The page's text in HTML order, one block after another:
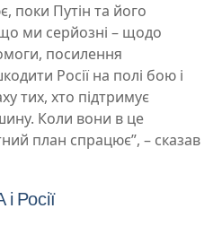
поки Путін та його
ми серйозні – щодо
посилення
Росії на полі бою і
тих, хто підтримує
Коли вони в це
план спрацює”, – сказав
Росії